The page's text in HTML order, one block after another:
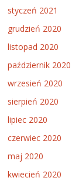
styczeń 2021
grudzień 2020
listopad 2020
październik 2020
wrzesień 2020
sierpień 2020
lipiec 2020
czerwiec 2020
maj 2020
kwiecień 2020